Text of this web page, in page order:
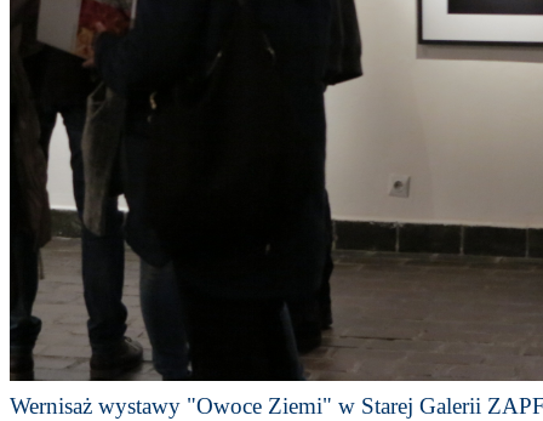
Wernisaż wystawy "Owoce Ziemi" w Starej Galerii